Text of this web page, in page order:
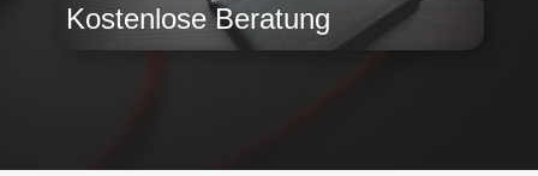
Kostenlose Beratung